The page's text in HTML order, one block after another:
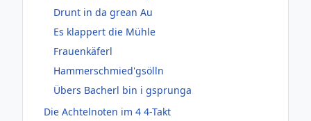
Drunt in da grean Au
Es klappert die Mühle
Frauenkäferl
Hammerschmied'gsölln
Übers Bacherl bin i gsprunga
Die Achtelnoten im 4 4-Takt